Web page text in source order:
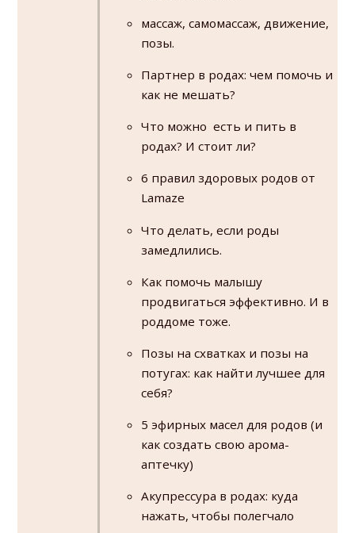
массаж, самомассаж, движение,
позы.
Партнер в родах: чем помочь и
как не мешать?
Что можно есть и пить в
родах? И стоит ли?
6 правил здоровых родов от
Lamaze
Что делать, если роды
замедлились.
Как помочь малышу
продвигаться эффективно. И в
роддоме тоже.
Позы на схватках и позы на
потугах: как найти лучшее для
себя?
5 эфирных масел для родов (и
как создать свою арома-
аптечку)
Акупрессура в родах: куда
нажать, чтобы полегчало